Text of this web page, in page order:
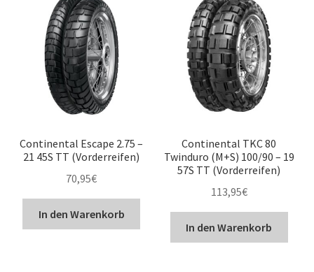
Continental Escape 2.75 –
21 45S TT (Vorderreifen)
70,95€
In den Warenkorb
Continental TKC 80
Twinduro (M+S) 100/90 – 19
57S TT (Vorderreifen)
113,95€
In den Warenkorb